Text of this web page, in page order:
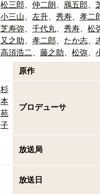
松三郎
仲二朗 鴈五郎
小三山
左升 秀寿
孝二
芝寿弥
千代丸 秀寿
松
又之助
孝二郎 たか志
高須浩二
藤之助 松弥
原作
杉
本
苑
子
プロデューサ
放送局
放送日